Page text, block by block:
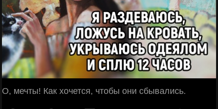
О, мечты! Как хочется, чтобы они сбывались.